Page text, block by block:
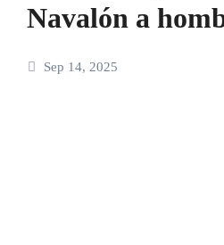
Navalón a
Sep 14, 2025